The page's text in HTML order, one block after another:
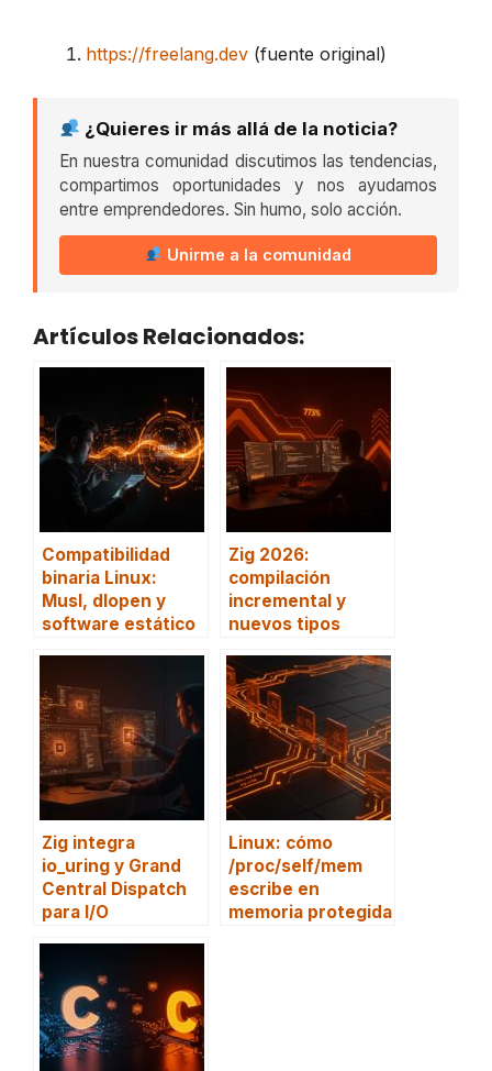
https://freelang.dev (fuente original)
¿Quieres ir más allá de la noticia?
En nuestra comunidad discutimos las tendencias,
compartimos oportunidades y nos ayudamos
entre emprendedores. Sin humo, solo acción.
Unirme a la comunidad
Artículos Relacionados:
Compatibilidad
binaria Linux:
Musl, dlopen y
software estático
Zig 2026:
compilación
incremental y
nuevos tipos
Zig integra
io_uring y Grand
Central Dispatch
para I/O
Linux: cómo
/proc/self/mem
escribe en
memoria protegida